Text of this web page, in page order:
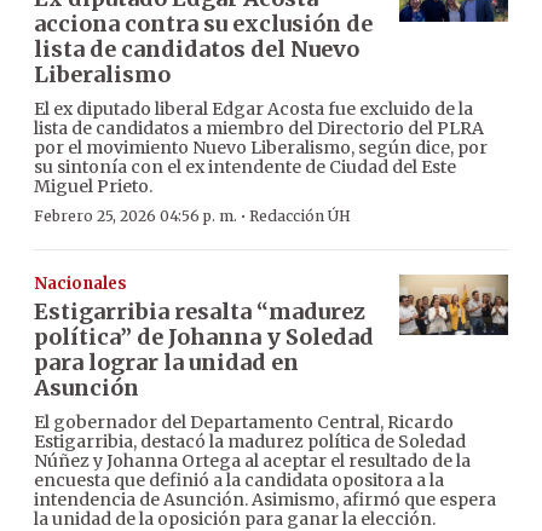
acciona contra su exclusión de
lista de candidatos del Nuevo
Liberalismo
El ex diputado liberal Edgar Acosta fue excluido de la
lista de candidatos a miembro del Directorio del PLRA
por el movimiento Nuevo Liberalismo, según dice, por
su sintonía con el ex intendente de Ciudad del Este
Miguel Prieto.
Febrero 25, 2026 04:56 p. m. · Redacción ÚH
Nacionales
Estigarribia resalta “madurez
política” de Johanna y Soledad
para lograr la unidad en
Asunción
El gobernador del Departamento Central, Ricardo
Estigarribia, destacó la madurez política de Soledad
Núñez y Johanna Ortega al aceptar el resultado de la
encuesta que definió a la candidata opositora a la
intendencia de Asunción. Asimismo, afirmó que espera
la unidad de la oposición para ganar la elección.